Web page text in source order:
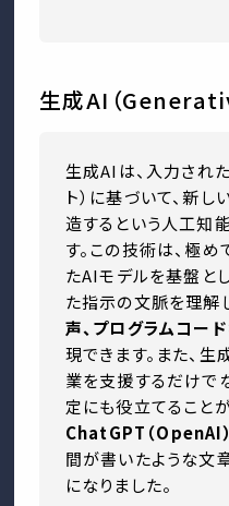
生成AI（
生成AIは、入力され
ト）に基づいて、新
造するという人工知
す。この技術は、極
たAIモデルを基盤と
た指示の文脈を理解
声、プログラムコード
現できます。また、生
業を支援するだけで
定にも役立てることが
ChatGPT（OpenAI）
間が書いたような文
になりました。